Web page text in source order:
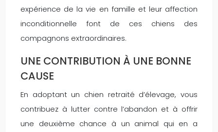
expérience de la vie en famille et leur affection
inconditionnelle font de ces chiens des
compagnons extraordinaires.
UNE CONTRIBUTION À UNE BONNE
CAUSE
En adoptant un chien retraité d’élevage, vous
contribuez à lutter contre l’abandon et à offrir
une deuxième chance à un animal qui en a